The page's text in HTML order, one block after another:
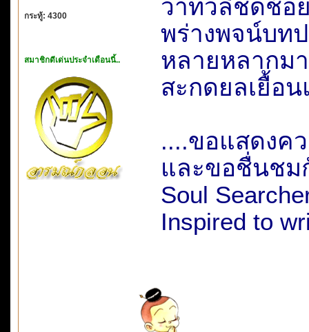
กระทู้: 4300
สมาชิกดีเด่นประจำเดือนนี้..
วาทวลีชดช้อ
พร่างพจน์บท
หลายหลากม
สะกดยลเยื้อ
....ขอแสดงค
และขอชื่นชม
Soul
Inspired to